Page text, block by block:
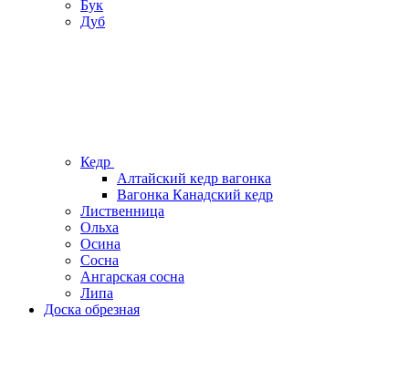
Бук
Дуб
Кедр
Алтайский кедр вагонка
Вагонка Канадский кедр
Лиственница
Ольха
Осина
Сосна
Ангарская сосна
Липа
Доска обрезная